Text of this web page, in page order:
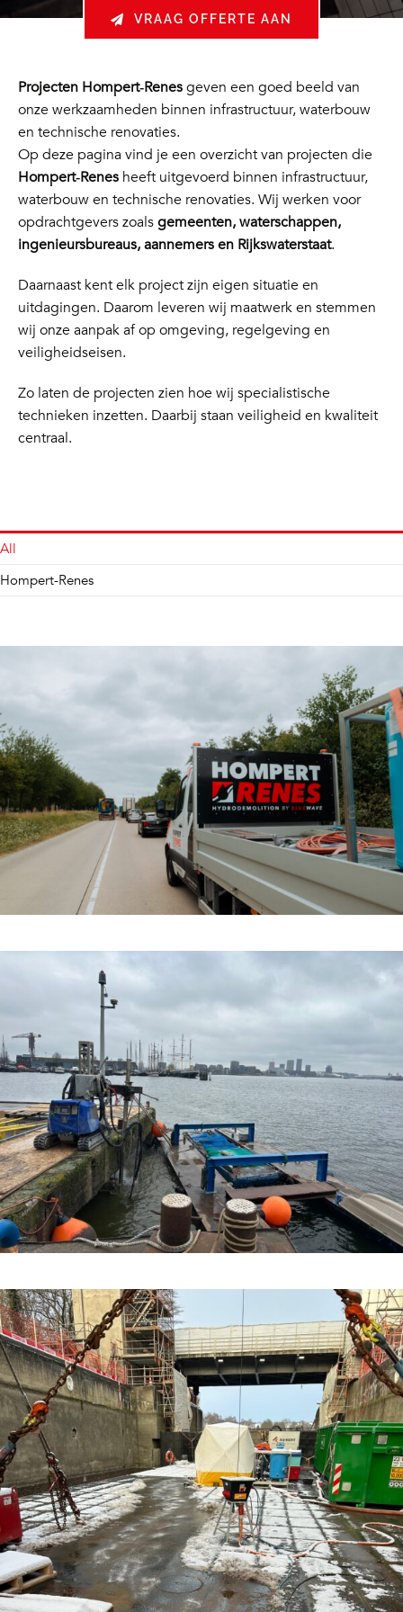
VRAAG OFFERTE AAN
Projecten Hompert‑Renesgeven een goed beeld van
onze werkzaamheden binnen infrastructuur, waterbouw
en technische renovaties.
Op deze pagina vind je een overzicht van projecten die
Hompert‑Renesheeft uitgevoerd binnen infrastructuur,
waterbouw en technische renovaties. Wij werken voor
opdrachtgevers zoalsgemeenten, waterschappen,
ingenieursbureaus, aannemers en Rijkswaterstaat.
Daarnaast kent elk project zijn eigen situatie en
uitdagingen. Daarom leveren wij maatwerk en stemmen
wij onze aanpak af op omgeving, regelgeving en
veiligheidseisen.
Zo laten de projecten zien hoe wij specialistische
technieken inzetten. Daarbij staan veiligheid en kwaliteit
centraal.
All
Hompert-Renes